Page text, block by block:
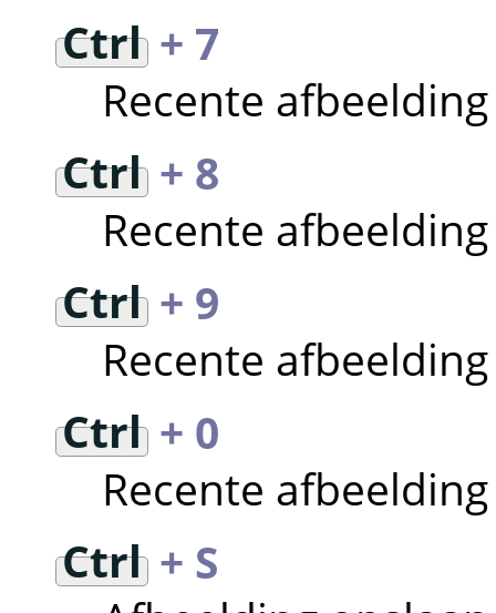
Ctrl+ 7
Recente
Ctrl+ 8
Recente
Ctrl+ 9
Recente
Ctrl+ 0
Recente
Ctrl+ S